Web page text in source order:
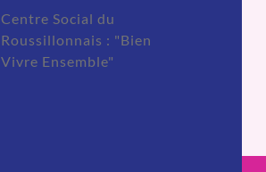
Centre Social du
Roussillonnais : "Bien
Vivre Ensemble"